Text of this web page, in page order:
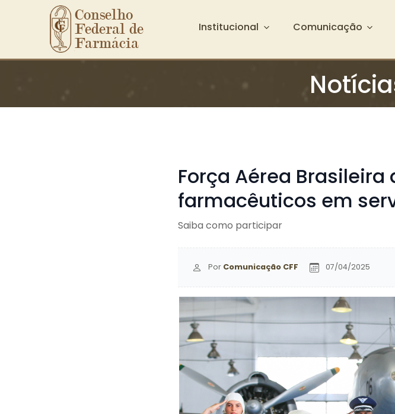
Ir para o conteúdo principal
Conselho
Federal de
Farmácia
Institucional Comunicação
Força Aérea
farmacêuticos em
Saiba como participar
Por Comunicação CFF 07/04/2025